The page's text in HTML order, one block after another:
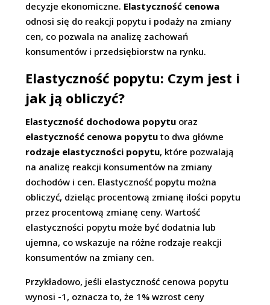
decyzje ekonomiczne. Elastyczność cenowa
odnosi się do reakcji popytu i podaży na zmiany
cen, co pozwala na analizę zachowań
konsumentów i przedsiębiorstw na rynku.
Elastyczność popytu: Czym jest i
jak ją obliczyć?
Elastyczność dochodowa popytu oraz
elastyczność cenowa popytu to dwa główne
rodzaje elastyczności popytu, które pozwalają
na analizę reakcji konsumentów na zmiany
dochodów i cen. Elastyczność popytu można
obliczyć, dzieląc procentową zmianę ilości popytu
przez procentową zmianę ceny. Wartość
elastyczności popytu może być dodatnia lub
ujemna, co wskazuje na różne rodzaje reakcji
konsumentów na zmiany cen.
Przykładowo, jeśli elastyczność cenowa popytu
wynosi -1, oznacza to, że 1% wzrost ceny